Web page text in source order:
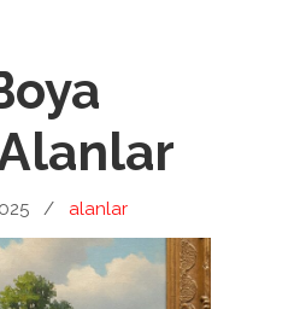
/ alanlar